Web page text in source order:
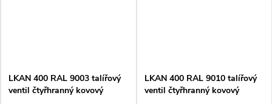
LKAN 400 RAL 9003 talířový
ventil čtyřhranný kovový
LKAN 400 RAL 9010 talířový
ventil čtyřhranný kovový